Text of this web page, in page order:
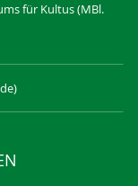
für Kultus (MBl.